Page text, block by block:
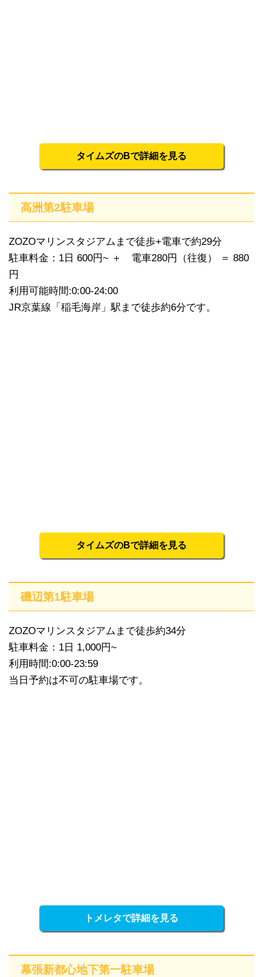
タイムズのBで詳細を見る
高洲第2駐車場
ZOZOマリンスタジアムまで徒歩+電車で約29分
駐車料金：1日 600円~ ＋ 電車280円（往復） ＝ 880
円
利用可能時間:0:00-24:00
JR京葉線「稲毛海岸」駅まで徒歩約6分です。
タイムズのBで詳細を見る
磯辺第1駐車場
ZOZOマリンスタジアムまで徒歩約34分
駐車料金：1日 1,000円~
利用時間:0:00-23:59
当日予約は不可の駐車場です。
トメレタで詳細を見る
幕張新都心地下第一駐車場